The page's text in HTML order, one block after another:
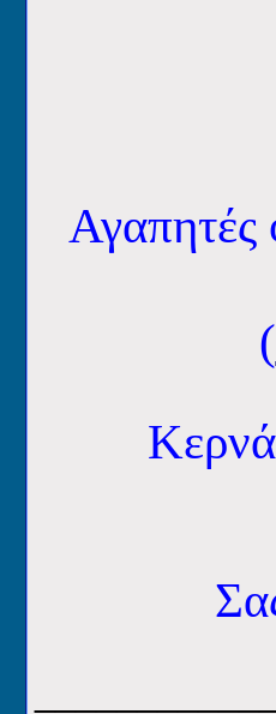
Αγαπητές
(